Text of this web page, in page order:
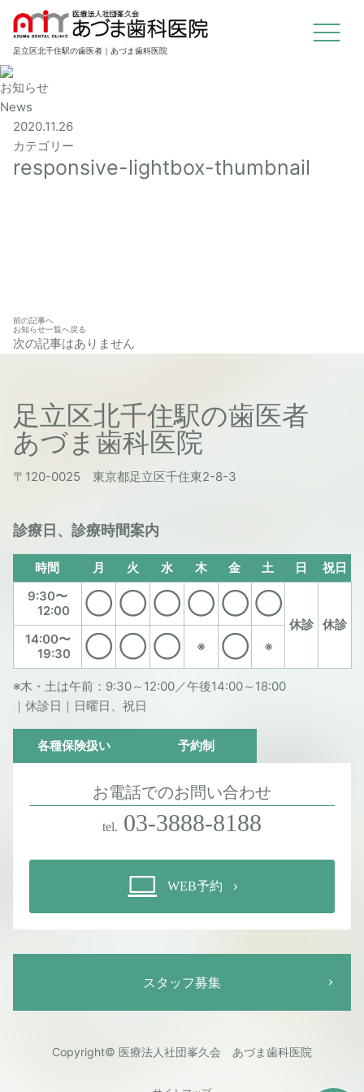
足立区北千住駅の歯医者｜あづま歯科医院
お知らせ
News
2020.11.26
カテゴリー
responsive-lightbox-thumbnail
前の記事へ
お知らせ一覧へ戻る
次の記事はありません
足立区北千住駅の歯医者
あづま歯科医院
〒120-0025 東京都足立区千住東2-8-3
診療日、診療時間案内
時間 月 火 水 木 金 土 日
祝日
9:30〜
12:00
◯ ◯ ◯ ◯ ◯ ◯
休診 休診
14:00〜
19:30
◯ ◯ ◯ ※ ◯ ※
※木・土は午前：9:30～12:00／午後14:00～18:00
｜休診日｜日曜日、祝日
各種保険扱い 予約制
お電話でのお問い合わせ
tel. 03-3888-8188
WEB予約
スタッフ募集
Copyright© 医療法人社団峯久会 あづま歯科医院